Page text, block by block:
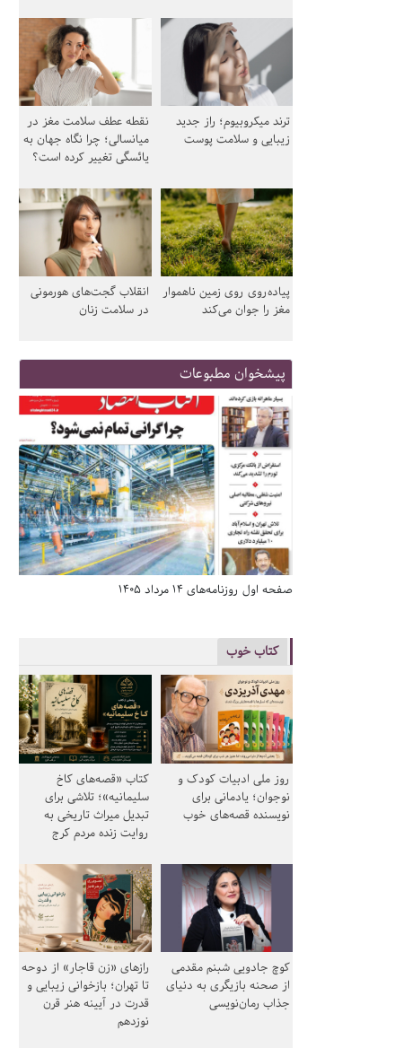
ترند میکروبیوم؛ راز جدید
زیبایی و سلامت پوست
نقطه عطف سلامت مغز در
میانسالی؛ چرا نگاه جهان به
یائسگی تغییر کرده است؟
پیاده‌روی روی زمین ناهموار
مغز را جوان می‌کند
انقلاب گجت‌های هورمونی
در سلامت زنان
پیشخوان مطبوعات
صفحه اول روزنامه‌های 14 مرداد 1405
کتاب خوب
روز ملی ادبیات کودک و
نوجوان؛ یادمانی برای
نویسنده قصه‌های خوب
کتاب «قصه‌های کاخ
سلیمانیه»؛ تلاشی برای
تبدیل میراث تاریخی به
روایت زنده مردم کرج
کوچ جادویی شبنم مقدمی
از صحنه بازیگری به دنیای
جذاب رمان‌نویسی
رازهای «زن قاجار» از دوحه
تا تهران؛ بازخوانی زیبایی و
قدرت در آیینه هنر قرن
نوزدهم